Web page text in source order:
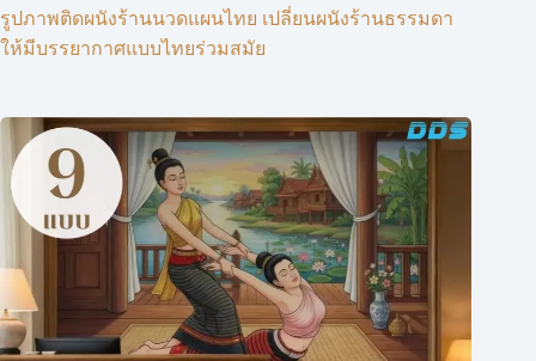
รูปภาพติดผนังร้านนวดแผนไทย เปลี่ยนผนังร้านธรรมดา
ให้มีบรรยากาศแบบไทยร่วมสมัย